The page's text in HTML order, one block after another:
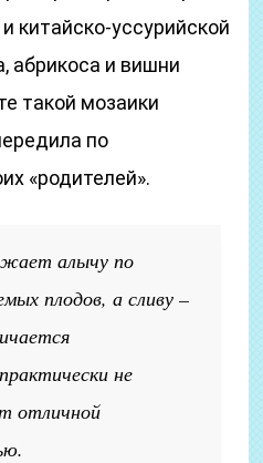
китайско-уссурийской
абрикоса и вишни
такой мозаики
по
«родителей».
алычу по
плодов, а сливу –
не
отличной